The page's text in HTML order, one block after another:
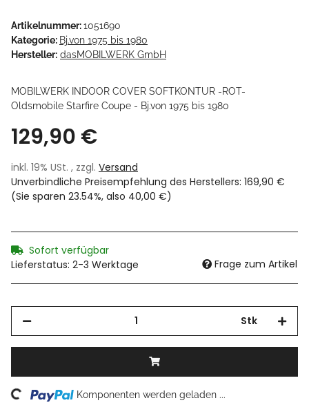
Artikelnummer:1051690
Kategorie: Bj.von 1975 bis 1980
Hersteller: dasMOBILWERK GmbH
MOBILWERK INDOOR COVER SOFTKONTUR -ROT-
Oldsmobile Starfire Coupe - Bj.von 1975 bis 1980
129,90 €
inkl. 19% USt. , zzgl. Versand
Unverbindliche Preisempfehlung des Herstellers: 169,90 €
(Sie sparen 23.54%, also 40,00 €)
Sofort verfügbar
Lieferstatus: 2-3 Werktage
Frage zum Artikel
Stk
Loading... Komponenten werden geladen ...